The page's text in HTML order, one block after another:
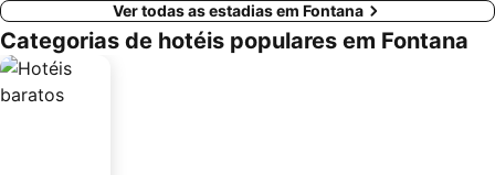
Ver todas as estadias em Fontana
Categorias de hotéis populares em Fontana